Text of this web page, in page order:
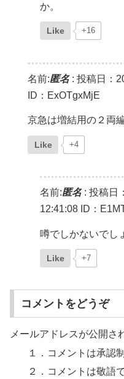
か。
Like +16
名前:匿名: 投稿日：
ID：ExOTgxMjE
京急は増結用の２両
Like +4
名前:匿名: 投稿日
12:41:08 ID：
噂でしかないでし
Like +7
コメントをどうぞ
メールアドレスが公開さ
１．コメントは承認
２．コメントは敬語